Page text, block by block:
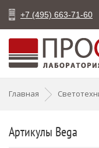
+7 (495) 663-71-60
Главная
Артикулы Bega